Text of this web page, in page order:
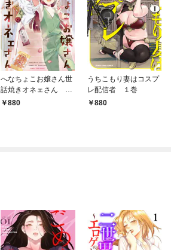
へなちょこお嬢さん世
話焼きオネェさん １
巻880
うちこもり妻はコスプ
レ配信者 １巻
880